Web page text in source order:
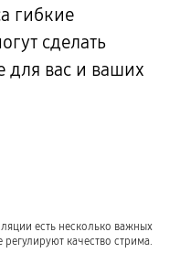
гибкие
сделать
для васи ваших
есть несколько важных
качество стрима.